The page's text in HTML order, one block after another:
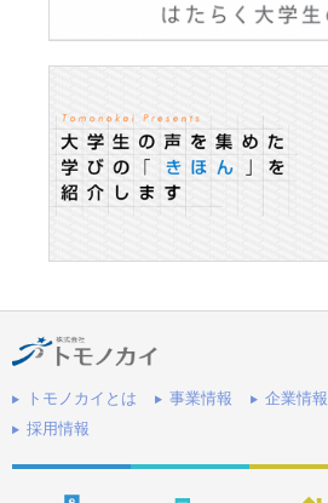
トモノカイとは 事業情報 企業情報
採用情報